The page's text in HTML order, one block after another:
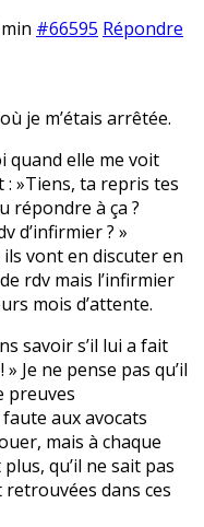
#66595 Répondre
je m’étais arrêtée.
quand elle me voit
»Tiens, ta repris tes
répondre à ça ?
d’infirmier ? »
vont en discuter en
rdv mais l’infirmier
mois d’attente.
savoir s’il lui a fait
Je ne pense pas qu’il
preuves
aux avocats
mais à chaque
qu’il ne sait pas
dans ces